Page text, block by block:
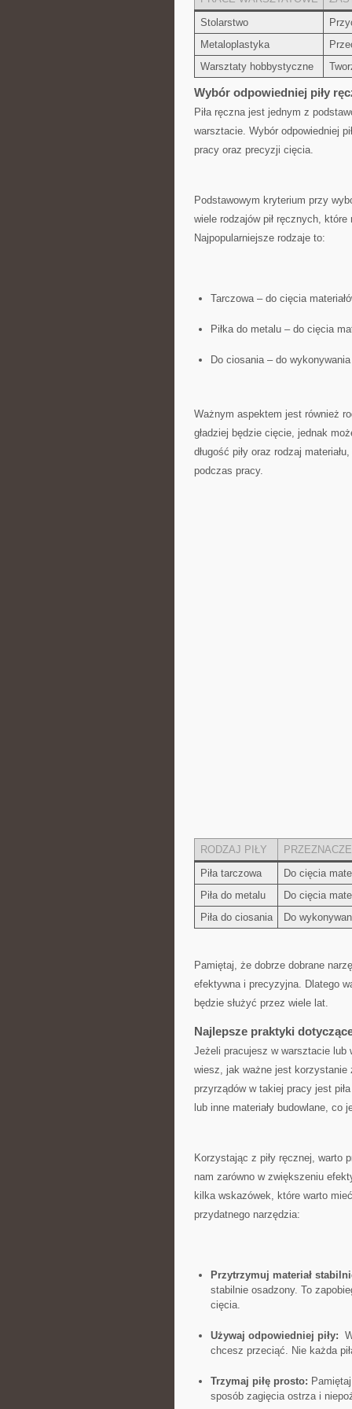
Stolarstwo
Metaloplastyka
Warsztaty hobbystyczne
Wybór odpowiedniej ⁤piły
Piła ręczna jest jednym ⁢z
warsztacie.‌ Wybór ‌odpowiedniej
pracy oraz precyzji cięcia.
Podstawowym kryterium przy
wiele rodzajów pił⁤ ręcznych,
Najpopularniejsze rodzaje to:
Tarczowa – do cięcia
Piłka do metalu – ‌do cięcia
Do ciosania‍ – do
Ważnym aspektem ⁤jest również
gładziej będzie cięcie, ⁤jednak
długość⁣ piły oraz rodzaj⁣
podczas pracy.
RODZAJ PIŁY
Piła tarczowa
Do cięcia
Piła do metalu
Do cięcia
Piła do ciosania
Do
Pamiętaj, że dobrze dobrane
efektywna i precyzyjna. Dlatego​
‌będzie służyć ‌przez wiele lat.
Najlepsze ⁤praktyki
Jeżeli pracujesz w warsztacie lub
wiesz, jak ważne jest korzystanie‌
przyrządów w takiej pracy ​jest
lub inne materiały budowlane,
Korzystając z piły ręcznej, warto
nam zarówno ⁤w zwiększeniu
kilka wskazówek, które warto
przydatnego narzędzia:
Przytrzymuj materiał
stabilnie osadzony. To
cięcia.
Używaj ​odpowiedniej piły:
chcesz przeciąć. Nie każda
Trzymaj piłę prosto:
sposób zagięcia ostrza i​